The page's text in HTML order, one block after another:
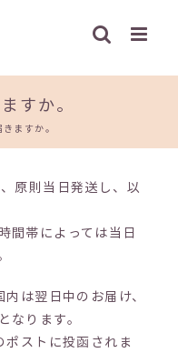
すか。
ますか。
原則当日発送し、以
間帯によっては当日
は翌日中のお届け、
なります。
ストに投函されま